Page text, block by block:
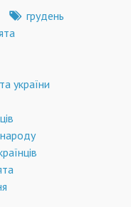
грудень
україни